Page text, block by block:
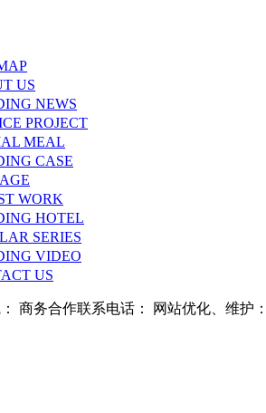
US
NEWS
PROJECT
MEAL
CASE
WORK
HOTEL
SERIES
VIDEO
US
商务合作联系电话： 网站优化、维护：